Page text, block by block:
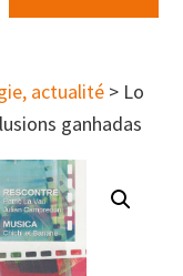
actualité > Lo
ganhadas